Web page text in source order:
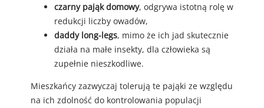
czarny pająk domowy, odgrywa istotną rolę w
redukcji liczby owadów,
daddy long-legs, mimo że ich jad skutecznie
działa na małe insekty, dla człowieka są
zupełnie nieszkodliwe.
Mieszkańcy zazwyczaj tolerują te pająki ze względu
na ich zdolność do kontrolowania populacji